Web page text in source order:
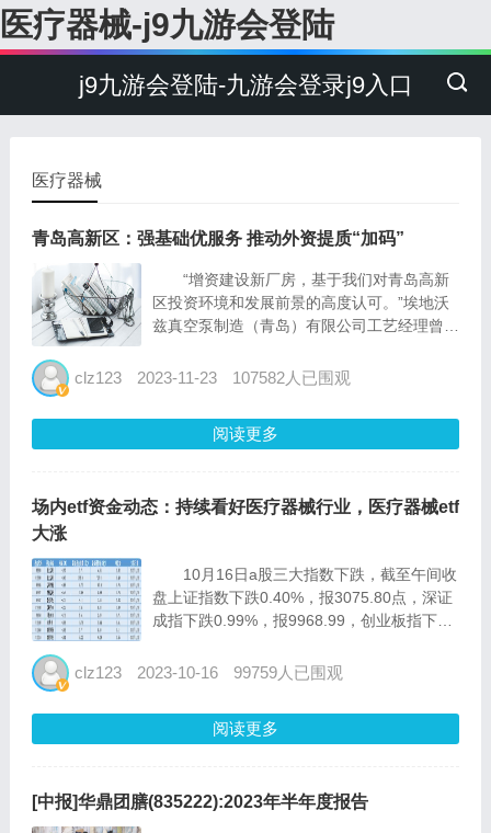
医疗器械-j9九游会登陆
j9九游会登陆-九游会登录j9入口
医疗器械
青岛高新区：强基础优服务 推动外资提质“加码”
“增资建设新厂房，基于我们对青岛高新
区投资环境和发展前景的高度认可。”埃地沃
兹真空泵制造（青岛）有限公司工艺经理曾勇
余条不同种类产品的生产线。 世界500强
合作备忘...
clz123 2023-11-23 107582人已围观
阅读更多
场内etf资金动态：持续看好医疗器械行业，医疗器械etf
大涨
10月16日a股三大指数下跌，截至午间收
盘上证指数下跌0.40%，报3075.80点，深证
成指下跌0.99%，报9968.99，创业板指下跌
计的数据显示，10月13日场内etf基金中创新
clz123 2023-10-16 99759人已围观
阅读更多
[中报]华鼎团膳(835222):2023年半年度报告